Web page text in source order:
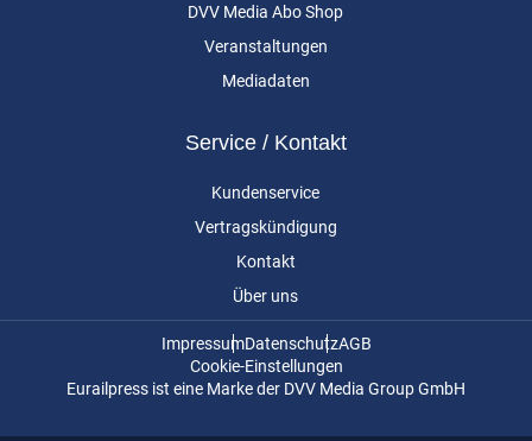
DVV Media Abo Shop
Veranstaltungen
Mediadaten
Service / Kontakt
Kundenservice
Vertragskündigung
Kontakt
Über uns
ImpressumDatenschutzAGB
Cookie-Einstellungen
Eurailpress ist eine Marke der DVV Media Group GmbH